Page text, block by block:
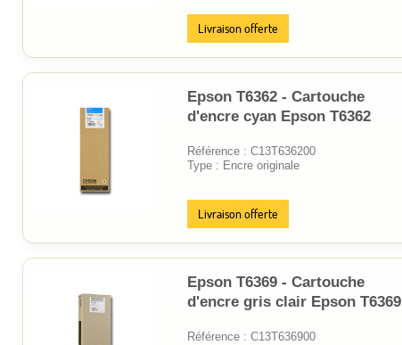
Livraison offerte
Epson T6362 - Cartouche
d'encre cyan Epson T6362
Référence : C13T636200
Type : Encre originale
Livraison offerte
Epson T6369 - Cartouche
d'encre gris clair Epson T6369
Référence : C13T636900